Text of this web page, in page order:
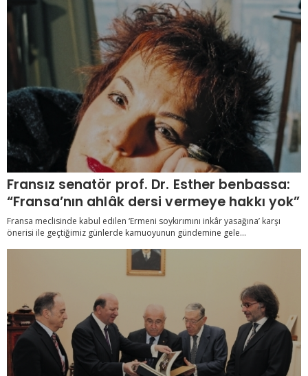
Fransız senatör prof. Dr. Esther benbassa:
“Fransa’nın ahlâk dersi vermeye hakkı yok”
Fransa meclisinde kabul edilen ‘Ermeni soykırımını inkâr yasağına’ karşı
önerisi ile geçtiğimiz günlerde kamuoyunun gündemine gele...